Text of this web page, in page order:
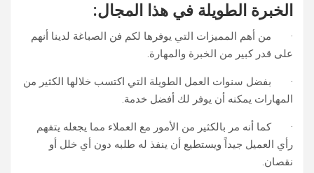
الخبرة الطويلة في هذا المجال:
· من أهم المميزات التي يوفرها لكم فن الصباغة لدينا أنهم
على قدر كبير من الخبرة والمهارة.
· بفضل سنوات العمل الطويلة التي اكتسب خلالها الكثير من
المهارات يمكنه أن يوفر لك أفضل خدمة.
· كما أنه مر بالكثير من الأمور مع العملاء مما يجعله يتفهم
رأي العميل جيداً ويستطيع أن ينفذ له طلبه دون أي خلل أو
نقصان.